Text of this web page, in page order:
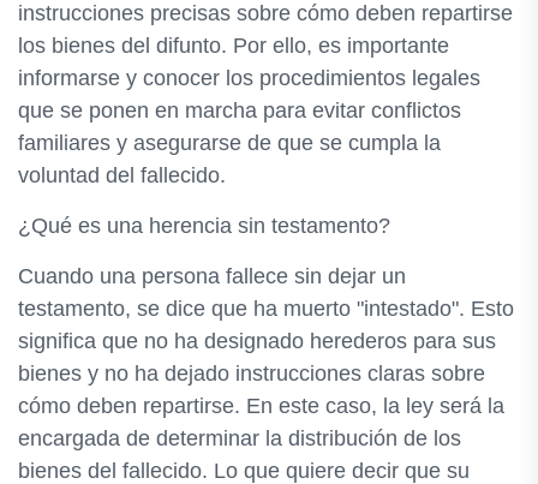
instrucciones precisas sobre cómo deben repartirse
los bienes del difunto. Por ello, es importante
informarse y conocer los procedimientos legales
que se ponen en marcha para evitar conflictos
familiares y asegurarse de que se cumpla la
voluntad del fallecido.
¿Qué es una herencia sin testamento?
Cuando una persona fallece sin dejar un
testamento, se dice que ha muerto "intestado". Esto
significa que no ha designado herederos para sus
bienes y no ha dejado instrucciones claras sobre
cómo deben repartirse. En este caso, la ley será la
encargada de determinar la distribución de los
bienes del fallecido. Lo que quiere decir que su